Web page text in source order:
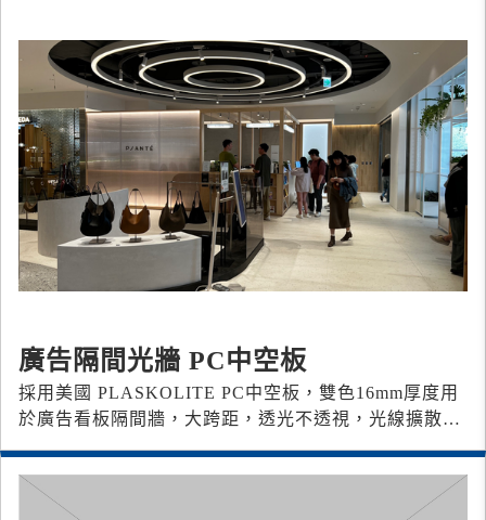
廣告隔間光牆 PC中空板
採用美國 PLASKOLITE PC中空板，雙色16mm厚度用
於廣告看板隔間牆，大跨距，透光不透視，光線擴散處